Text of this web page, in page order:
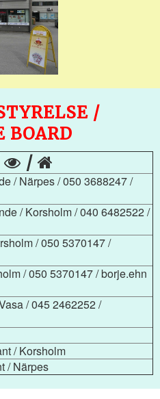
/
BOARD
/
/ Närpes / 050 3688247 /
/ Korsholm / 040 6482522 /
/ 050 5370147 /
/ 050 5370147 / borje.ehn
/ 045 2462252 /
/ Korsholm
/ Närpes